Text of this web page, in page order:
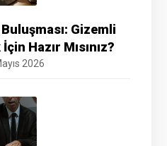
Gizemli
Hazır Mısınız?
2026